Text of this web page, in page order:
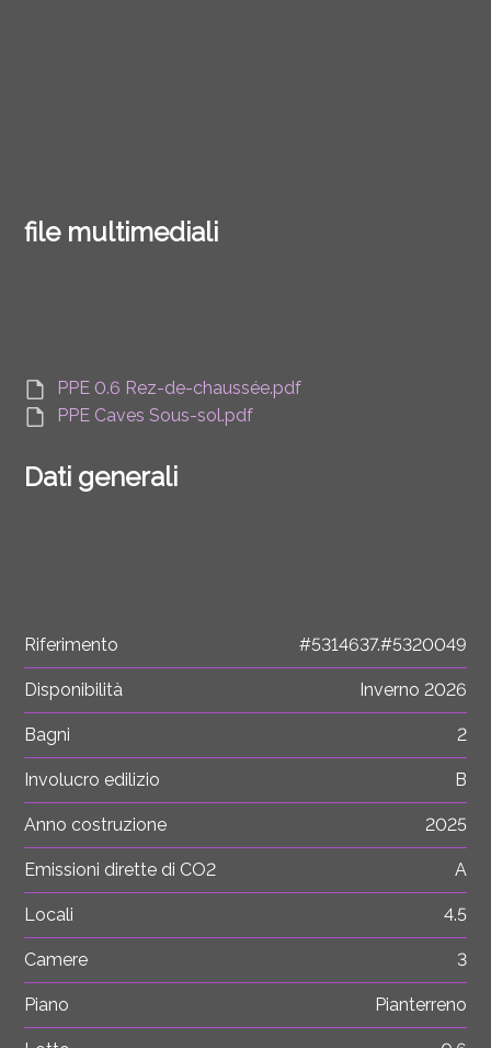
file multimediali
PPE 0.6 Rez-de-chaussée.pdf
PPE Caves Sous-sol.pdf
Dati generali
Riferimento #5314637.#5320049
Disponibilità Inverno 2026
Bagni 2
Involucro edilizio B
Anno costruzione 2025
Emissioni dirette di CO2 A
Locali 4.5
Camere 3
Piano Pianterreno